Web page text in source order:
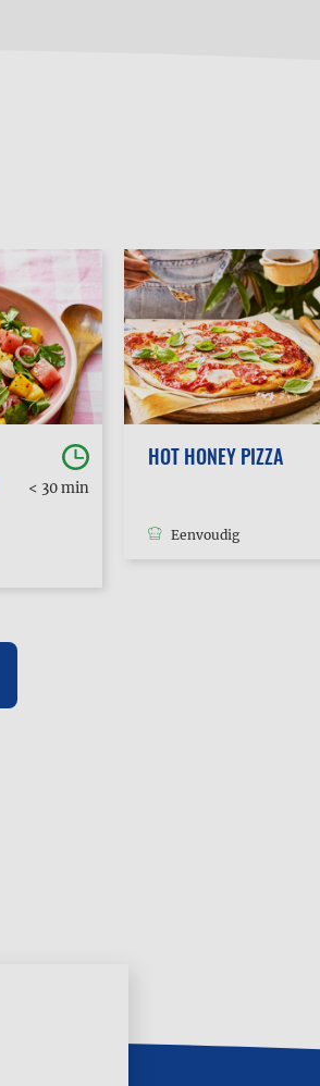
< 30 min
HOT HONEY PIZZA
Eenvoudig